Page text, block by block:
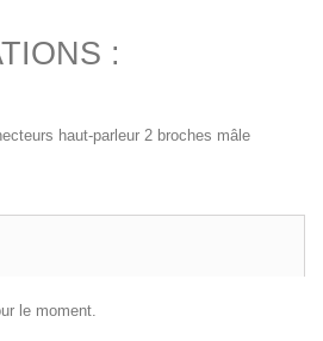
:
haut-parleur 2 broches mâle
le moment.